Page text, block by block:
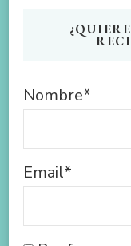
Nombre*
Email*